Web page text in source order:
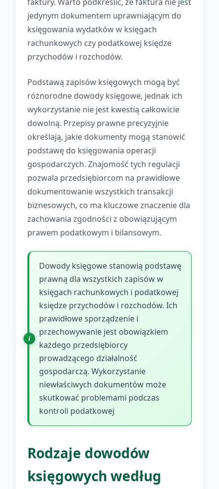
jedynym dokumentem uprawniającym do
księgowania wydatków w księgach
rachunkowych czy podatkowej księdze
przychodów i rozchodów.
Podstawą zapisów księgowych mogą być
różnorodne dowody księgowe, jednak ich
wykorzystanie nie jest kwestią całkowicie
dowolną. Przepisy prawne precyzyjnie
określają, jakie dokumenty mogą stanowić
podstawę do księgowania operacji
gospodarczych. Znajomość tych regulacji
pozwala przedsiębiorcom na prawidłowe
dokumentowanie wszystkich transakcji
biznesowych, co ma kluczowe znaczenie dla
zachowania zgodności z obowiązującym
prawem podatkowym i bilansowym.
Dowody księgowe stanowią podstawę
prawną dla wszystkich zapisów w
księgach rachunkowych i podatkowej
księdze przychodów i rozchodów. Ich
prawidłowe sporządzenie i
przechowywanie jest obowiązkiem
każdego przedsiębiorcy
prowadzącego działalność
gospodarczą. Wykorzystanie
niewłaściwych dokumentów może
skutkować problemami podczas
kontroli podatkowej
Rodzaje dowodów
księgowych według